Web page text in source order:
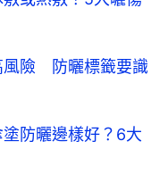
風險 防曬標籤要識
塗防曬邊樣好？6大